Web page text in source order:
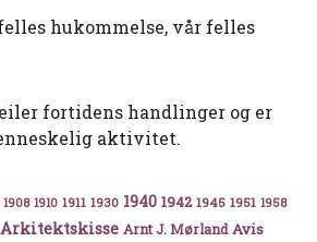
hukommelse, vår felles
fortidens handlinger og er
aktivitet.
1908 1910 1911 1930 1940 1942 1945 1951 1958
Arkitektskisse Arnt J. Mørland Avis